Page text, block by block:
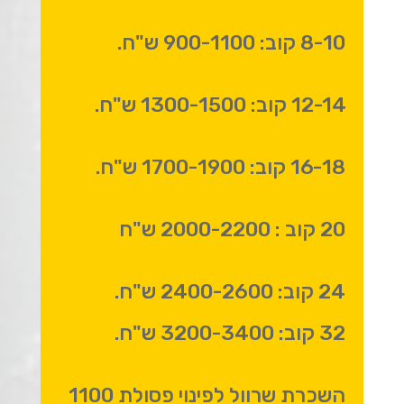
8-10 קוב: 900-1100 ש"ח.
12-14 קוב: 1300-1500 ש"ח.
16-18 קוב: 1700-1900 ש"ח.
20 קוב : 2000-2200 ש"ח
24 קוב: 2400-2600 ש"ח.
32 קוב: 3200-3400 ש"ח.
השכרת שרוול לפינוי פסולת 1100